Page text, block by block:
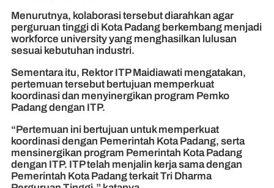
Menurutnya, kolaborasi tersebut diarahkan agar
perguruan tinggi di Kota Padang berkembang menjadi
workforce university yang menghasilkan lulusan
sesuai kebutuhan industri.
Sementara itu, Rektor ITP Maidiawati mengatakan,
pertemuan tersebut bertujuan memperkuat
koordinasi dan menyinergikan program Pemko
Padang dengan ITP.
“Pertemuan ini bertujuan untuk memperkuat
koordinasi dengan Pemerintah Kota Padang, serta
mensinergikan program Pemerintah Kota Padang
dengan ITP. ITP telah menjalin kerja sama dengan
Pemerintah Kota Padang terkait Tri Dharma